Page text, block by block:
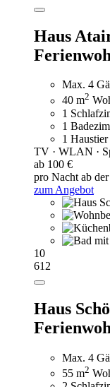
Haus
Max. 4
40 m2
1
1
1
TV · WLAN ·
ab 100 €
pro Nacht ab
zum Angebot
10
612
Haus
Max. 4
55 m2